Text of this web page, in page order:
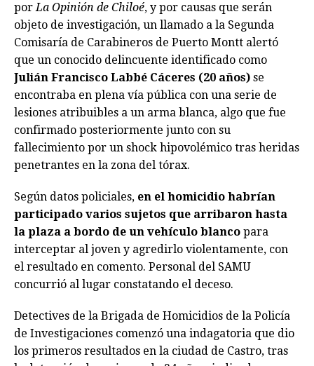
porLa Opinión de Chiloé, y por causas que serán
objeto de investigación, un llamado a la Segunda
Comisaría de Carabineros de Puerto Montt alertó
que un conocido delincuente identificado como
Julián Francisco Labbé Cáceres (20 años) se
encontraba en plena vía pública con una serie de
lesiones atribuibles a un arma blanca, algo que fue
confirmado posteriormente junto con su
fallecimiento por un shock hipovolémico tras heridas
penetrantes en la zona del tórax.
Según datos policiales, en el homicidio habrían
participado varios sujetos que arribaron hasta
la plaza a bordo de un vehículo blanco para
interceptar al joven y agredirlo violentamente, con
el resultado en comento. Personal del SAMU
concurrió al lugar constatando el deceso.
Detectives de la Brigada de Homicidios de la Policía
de Investigaciones comenzó una indagatoria que dio
los primeros resultados en la ciudad de Castro, tras